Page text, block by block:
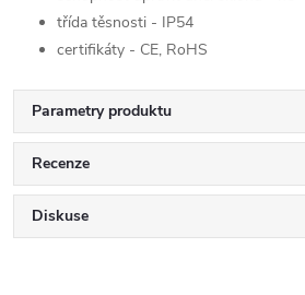
třída těsnosti - IP54
certifikáty - CE, RoHS
Parametry produktu
Recenze
Diskuse